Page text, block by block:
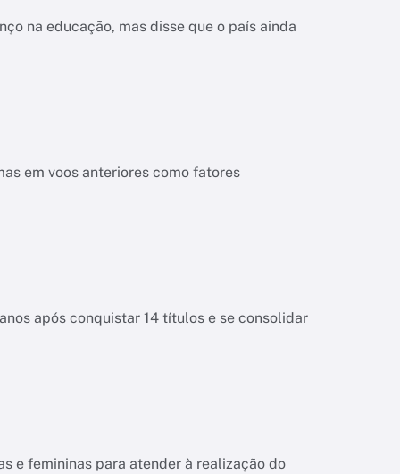
na educação, mas disse que o país ainda
em voos anteriores como fatores
após conquistar 14 títulos e se consolidar
e femininas para atender à realização do